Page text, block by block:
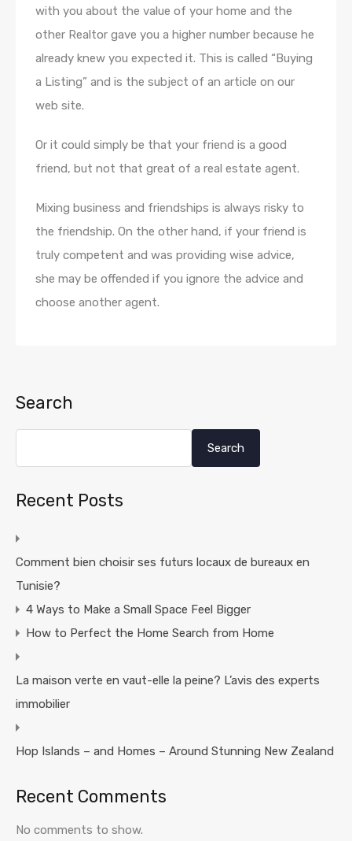
with you about the value of your home and the
other Realtor gave you a higher number because he
already knew you expected it. This is called “Buying
a Listing” and is the subject of an article on our
web site.
Or it could simply be that your friend is a good
friend, but not that great of a real estate agent.
Mixing business and friendships is always risky to
the friendship. On the other hand, if your friend is
truly competent and was providing wise advice,
she may be offended if you ignore the advice and
choose another agent.
Search
Search
Recent Posts
Comment bien choisir ses futurs locaux de bureaux en
Tunisie?
4 Ways to Make a Small Space Feel Bigger
How to Perfect the Home Search from Home
La maison verte en vaut-elle la peine? L’avis des experts
immobilier
Hop Islands – and Homes – Around Stunning New Zealand
Recent Comments
No comments to show.